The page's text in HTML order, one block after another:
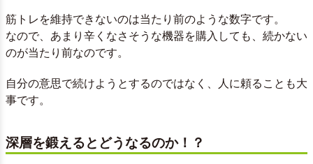
筋トレを維持できないのは当たり前のような数字です。
なので、あまり辛くなさそうな機器を購入しても、続かない
のが当たり前なのです。
自分の意思で続けようとするのではなく、人に頼ることも大
事です。
深層を鍛えるとどうなるのか！？